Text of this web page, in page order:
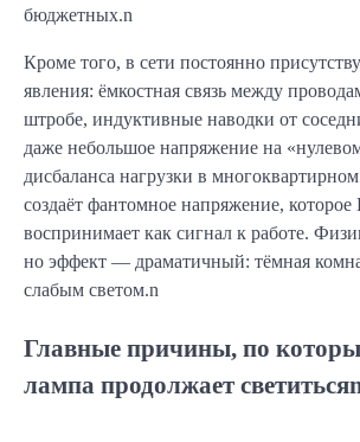
бюджетных.n
Кроме того, в сети постоянно
явления: ёмкостная связь между
штробе, индуктивные наводки от
даже небольшое напряжение на
дисбаланса нагрузки в
создаёт фантомное напряжение,
воспринимает как сигнал к работе.
но эффект — драматичный: тёмная
слабым светом.n
Главные причины, по
лампа продолжает